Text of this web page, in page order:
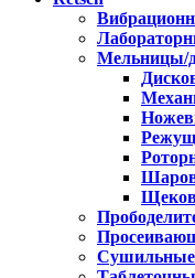
Мельницы/
Сушильные